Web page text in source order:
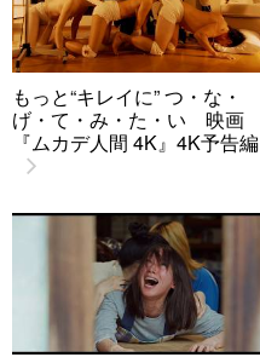
もっと“キレイに” つ・な・
げ・て・み・た・い 映画
『ムカデ人間 4K』4K予告編